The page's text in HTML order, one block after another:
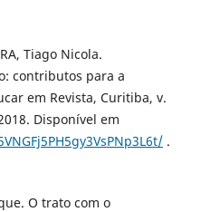
Tiago Nicola.
contributos para a
em Revista, Curitiba, v.
Disponível em
.
O trato com o